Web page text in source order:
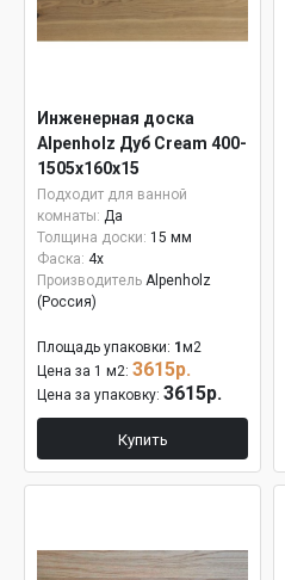
Инженерная доска
Alpenholz Дуб Cream 400-
1505х160х15
Подходит для ванной
комнаты: Да
Толщина доски: 15 мм
Фаска: 4x
Производитель Alpenholz
(Россия)
Площадь упаковки: 1 м2
Цена за 1 м2: 3615р.
Цена за упаковку: 3615р.
Купить